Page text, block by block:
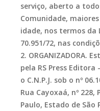
serviço, aberto a
Comunidade,
idade, nos termos da
70.951/72, nas
2. ORGANIZADORA.
pela RS Press Editora
o C.N.P.J. sob o nº
Rua Cayoxaá, nº 228,
Paulo, Estado de São